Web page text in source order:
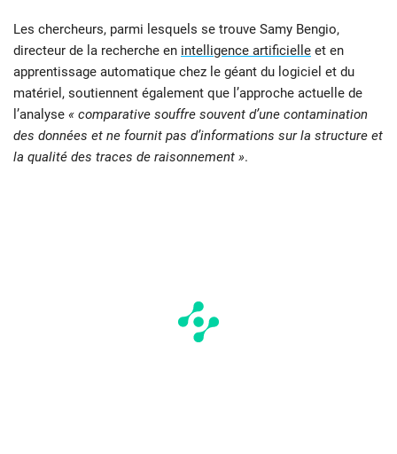
Les chercheurs, parmi lesquels se trouve Samy Bengio,
directeur de la recherche en intelligence artificielle et en
apprentissage automatique chez le géant du logiciel et du
matériel, soutiennent également que l’approche actuelle de
l’analyse « comparative souffre souvent d’une contamination
des données et ne fournit pas d’informations sur la structure et
la qualité des traces de raisonnement ».